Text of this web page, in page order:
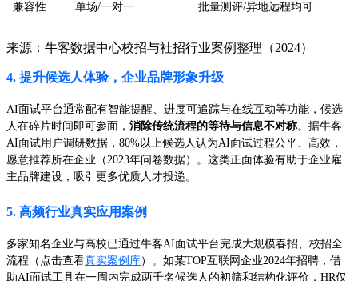
兼容性 单场/一对一 批量测评/异地远程均可
来源：牛客数据中心校招与社招行业案例整理（2024）
4. 提升候选人体验，企业品牌形象升级
AI面试平台通常配有智能提醒、进度可追踪与在线互动等功能，候选
人在碎片时间即可参面， 消除传统流程的等待与信息不对称。据牛客
AI面试用户调研数据，80%以上候选人认为AI面试过程公平、高效，
愿意推荐所在企业（2023年问卷数据）。这类正面体验有助于企业雇
主品牌建设，吸引更多优质人才投递。
5. 高频行业真实应用案例
多家知名企业与高校已通过牛客AI面试平台完成大规模春招、校招全
流程（点击查看真实案例库）。如某TOP互联网企业2024年招聘，借
助AI面试工具在一周内完成两千名候选人的初筛和结构化评价，HR仅